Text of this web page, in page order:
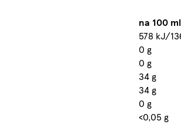
na 100
578 kJ/
0 g
0 g
34 g
34 g
0 g
<0,05 g